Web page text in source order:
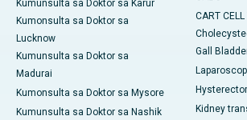
Kumunsulta sa Doktor sa Karur
Kumonsulta sa Doktor sa
Lucknow
Kumunsulta sa Doktor sa
Madurai
Kumonsulta sa Doktor sa Mysore
Kumunsulta sa Doktor sa Nashik
CART
Gall
Kidney